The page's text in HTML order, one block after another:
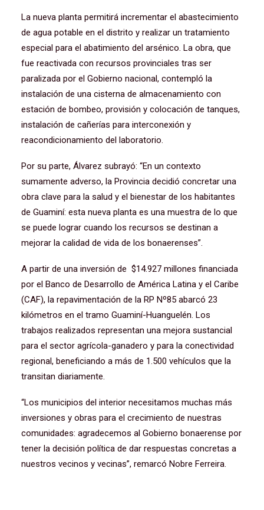
La nueva planta permitirá incrementar el abastecimiento
de agua potable en el distrito y realizar un tratamiento
especial para el abatimiento del arsénico. La obra, que
fue reactivada con recursos provinciales tras ser
paralizada por el Gobierno nacional, contempló la
instalación de una cisterna de almacenamiento con
estación de bombeo, provisión y colocación de tanques,
instalación de cañerías para interconexión y
reacondicionamiento del laboratorio.
Por su parte, Álvarez subrayó: “En un contexto
sumamente adverso, la Provincia decidió concretar una
obra clave para la salud y el bienestar de los habitantes
de Guaminí: esta nueva planta es una muestra de lo que
se puede lograr cuando los recursos se destinan a
mejorar la calidad de vida de los bonaerenses”.
A partir de una inversión de $14.927 millones financiada
por el Banco de Desarrollo de América Latina y el Caribe
(CAF), la repavimentación de la RP Nº85 abarcó 23
kilómetros en el tramo Guaminí-Huanguelén. Los
trabajos realizados representan una mejora sustancial
para el sector agrícola-ganadero y para la conectividad
regional, beneficiando a más de 1.500 vehículos que la
transitan diariamente.
“Los municipios del interior necesitamos muchas más
inversiones y obras para el crecimiento de nuestras
comunidades: agradecemos al Gobierno bonaerense por
tener la decisión política de dar respuestas concretas a
nuestros vecinos y vecinas”, remarcó Nobre Ferreira.